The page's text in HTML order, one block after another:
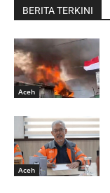
BERITA TERKINI
Aceh
Aceh